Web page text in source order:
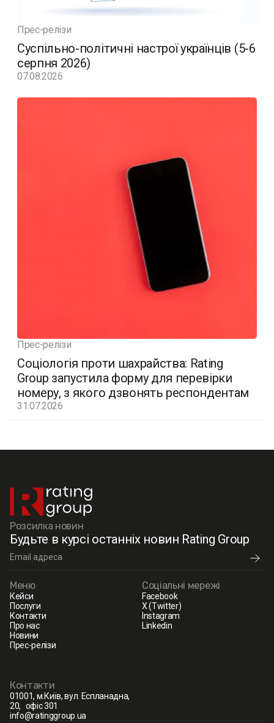
Прес-релізи
Суспільно-політичні настрої українців (5-6
серпня 2026)
07.08.2026
Прес-релізи
Соціологія проти шахрайства: Rating
Group запустила форму для перевірки
номеру, з якого дзвонять респондентам
31.07.2026
Розсилка новин
Будьте в курсі останніх новин Rating Group
Меню
Кейси
Послуги
Контакти
Про нас
Новини
Прес-релізи
Соціальні мережі
Facebook
X (Twitter)
Instagram
Linkedin
Контакти
01001, м.Київ, вул. Еспланадна,
20, офіс 301
info@ratinggroup.ua